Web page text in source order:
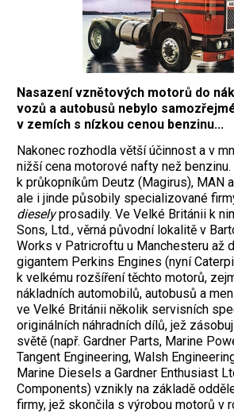
Nasazení vznětových motorů do
vozů a autobusů nebylo
v zemích s nízkou cenou benzinu...
Nakonec rozhodla větší účinnost a v
nižší cena motorové nafty než
k průkopníkům Deutz (Magirus), MAN
ale i jinde působily specializované
dieselyprosadily. Ve Velké Británii k
Sons, Ltd., věrná původní lokalitě v
Works v Patricroftu u Manchesteru až
gigantem Perkins Engines (nyní
k velkému rozšíření těchto motorů,
nákladních automobilů, autobusů a
ve Velké Británii několik servisních
originálních náhradních dílů, jež
světě (např. Gardner Parts, Marine
Tangent Engineering, Walsh
Marine Diesels a Gardner Enthusiast
Components) vznikly na základě
firmy, jež skončila s výrobou motorů v